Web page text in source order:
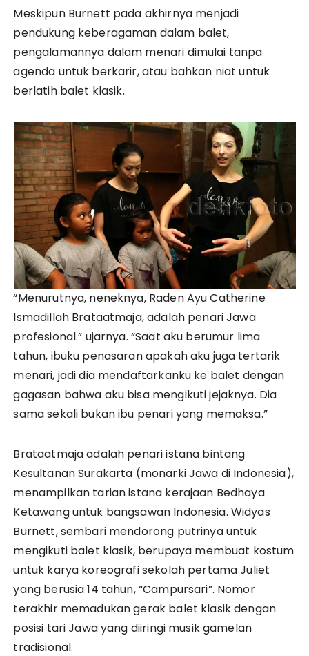
Meskipun Burnett pada akhirnya menjadi
pendukung keberagaman dalam balet,
pengalamannya dalam menari dimulai tanpa
agenda untuk berkarir, atau bahkan niat untuk
berlatih balet klasik.
“Menurutnya, neneknya, Raden Ayu Catherine
Ismadillah Brataatmaja, adalah penari Jawa
profesional.” ujarnya. “Saat aku berumur lima
tahun, ibuku penasaran apakah aku juga tertarik
menari, jadi dia mendaftarkanku ke balet dengan
gagasan bahwa aku bisa mengikuti jejaknya. Dia
sama sekali bukan ibu penari yang memaksa.”
Brataatmaja adalah penari istana bintang
Kesultanan Surakarta (monarki Jawa di Indonesia),
menampilkan tarian istana kerajaan Bedhaya
Ketawang untuk bangsawan Indonesia. Widyas
Burnett, sembari mendorong putrinya untuk
mengikuti balet klasik, berupaya membuat kostum
untuk karya koreografi sekolah pertama Juliet
yang berusia 14 tahun, “Campursari”. Nomor
terakhir memadukan gerak balet klasik dengan
posisi tari Jawa yang diiringi musik gamelan
tradisional.